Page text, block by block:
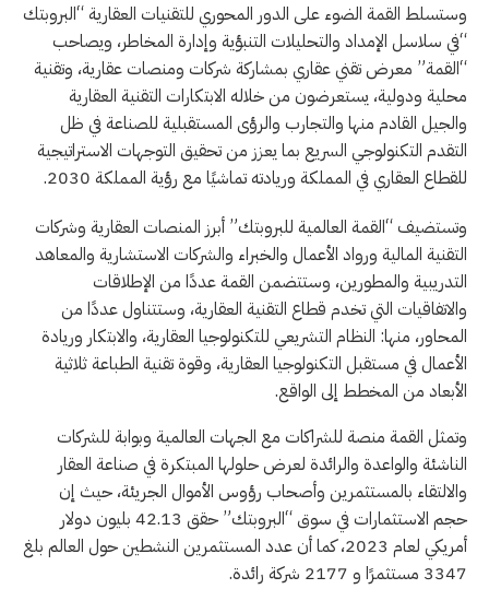
وستسلط القمة الضوء على الدور المحوري للتقنيات العقارية “البروبتك
“في سلاسل الإمداد والتحليلات التنبؤية وإدارة المخاطر، ويصاحب
“القمة” معرض تقني عقاري بمشاركة شركات ومنصات عقارية، وتقنية
محلية ودولية، يستعرضون من خلاله الابتكارات التقنية العقارية
والجيل القادم منها والتجارب والرؤى المستقبلية للصناعة في ظل
التقدم التكنولوجي السريع بما يعزز من تحقيق التوجهات الاستراتيجية
للقطاع العقاري في المملكة وريادته تماشيًا مع رؤية المملكة 2030.
وتستضيف “القمة العالمية للبروبتك” أبرز المنصات العقارية وشركات
التقنية المالية ورواد الأعمال والخبراء والشركات الاستشارية والمعاهد
التدريبية والمطورين، وستتضمن القمة عددًا من الإطلاقات
والاتفاقيات التي تخدم قطاع التقنية العقارية، وستتناول عددًا من
المحاور، منها: النظام التشريعي للتكنولوجيا العقارية، والابتكار وريادة
الأعمال في مستقبل التكنولوجيا العقارية، وقوة تقنية الطباعة ثلاثية
الأبعاد من المخطط إلى الواقع.
وتمثل القمة منصة للشراكات مع الجهات العالمية وبوابة للشركات
الناشئة والواعدة والرائدة لعرض حلولها المبتكرة في صناعة العقار
والالتقاء بالمستثمرين وأصحاب رؤوس الأموال الجريئة، حيث إن
حجم الاستثمارات في سوق “البروبتك” حقق 42.13 بليون دولار
أمريكي لعام 2023، كما أن عدد المستثمرين النشطين حول العالم بلغ
3347 مستثمرًا و 2177 شركة رائدة.